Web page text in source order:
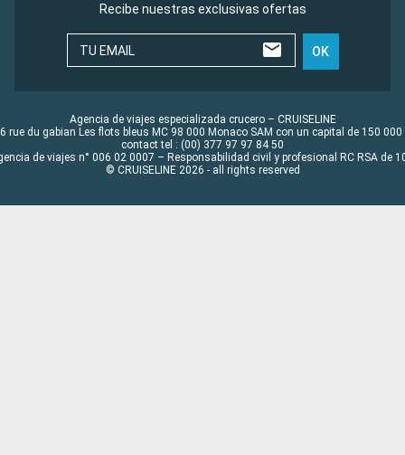
Recibe nuestras exclusivas ofertas
TU EMAIL OK
Agencia de viajes especializada crucero – CRUISELINE
rue du gabian Les flots bleus MC 98 000 Monaco SAM con un capital de 150 000
contact tel : (00) 377 97 97 84 50
de viajes n° 006 02 0007 – Responsabilidad civil y profesional RC RSA de
© CRUISELINE 2026 - all rights reserved